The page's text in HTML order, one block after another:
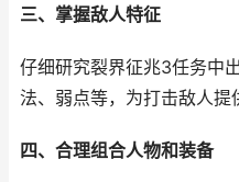
三、掌握敌人特征
仔细研究裂界征兆3任务中
法、弱点等，为打击敌人提
四、合理组合人物和装备